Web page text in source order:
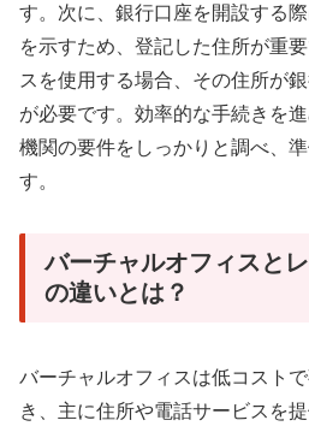
す。次に、銀行口座を開設する
を示すため、登記した住所が重
スを使用する場合、その住所が
が必要です。効率的な手続きを
機関の要件をしっかりと調べ、
す。
バーチャルオフィスと
の違いとは？
バーチャルオフィスは低コスト
き、主に住所や電話サービスを